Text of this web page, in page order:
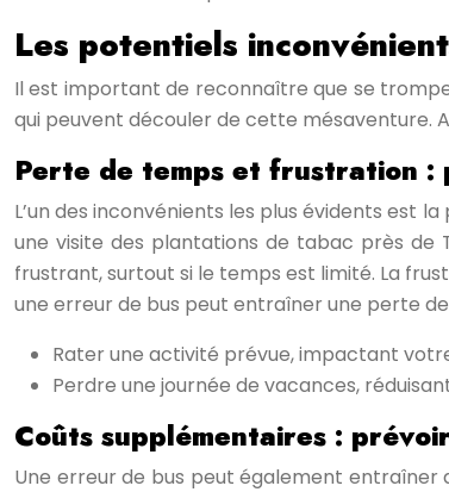
Les potentiels
Il est important de reconnaître que se
qui peuvent découler de cette mésaventure.
Perte de temps et frustration
L’un des inconvénients les plus évidents est
une visite des plantations de tabac près de
frustrant, surtout si le temps est limité. La
une erreur de bus peut entraîner une perte
Rater une activité prévue, impactant
Perdre une journée de vacances,
Coûts supplémentaires :
Une erreur de bus peut également entraîner